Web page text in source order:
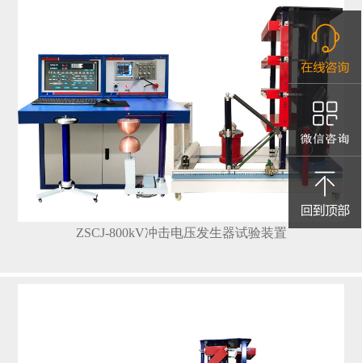
ZSCJ-800kV冲击电压发生器试验装置